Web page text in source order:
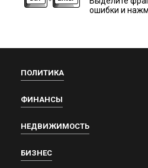
ошибки и
ПОЛИТИКА
ФИНАНСЫ
НЕДВИЖИМОСТЬ
БИЗНЕС